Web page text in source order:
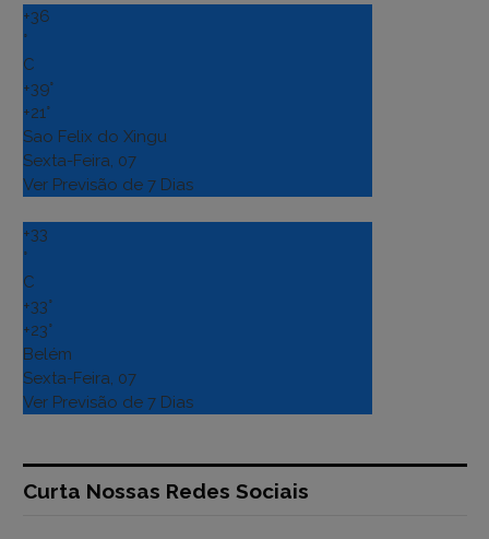
+36
°
C
+39°
+21°
Sao Felix do Xingu
Sexta-Feira, 07
Ver Previsão de 7 Dias
+33
°
C
+33°
+23°
Belém
Sexta-Feira, 07
Ver Previsão de 7 Dias
Curta Nossas Redes Sociais